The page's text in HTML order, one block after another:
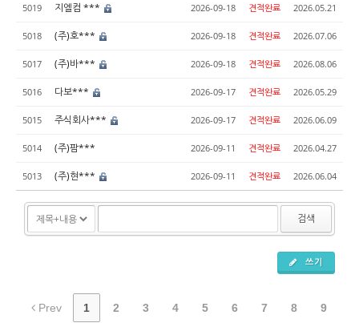
5019 지엘컴 *** 2026-09-18 견적완료 2026.05.21
5018 (주)호*** 2026-09-18 견적완료 2026.07.06
5017 (주)바*** 2026-09-18 견적완료 2026.08.06
5016 다보*** 2026-09-17 견적완료 2026.05.29
5015 주식회사*** 2026-09-17 견적완료 2026.06.09
5014 (주)팜*** 2026-09-11 견적완료 2026.04.27
5013 (주)현*** 2026-09-11 견적완료 2026.06.04
검색
쓰기
Prev 1 2 3 4 5 6 7 8 9